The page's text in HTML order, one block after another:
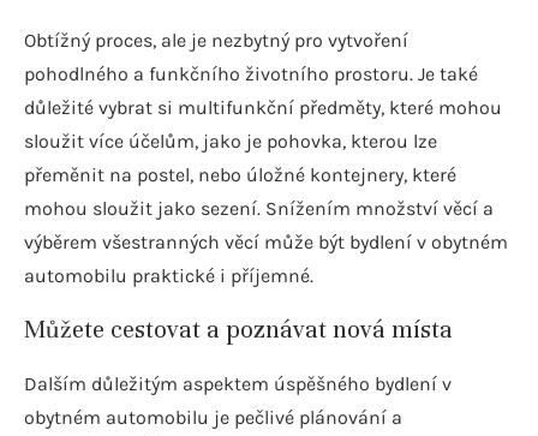
Obtížný proces, ale je nezbytný pro vytvoření
pohodlného a funkčního životního prostoru. Je také
důležité vybrat si multifunkční předměty, které mohou
sloužit více účelům, jako je pohovka, kterou lze
přeměnit na postel, nebo úložné kontejnery, které
mohou sloužit jako sezení. Snížením množství věcí a
výběrem všestranných věcí může být bydlení v obytném
automobilu praktické i příjemné.
Můžete cestovat a poznávat nová místa
Dalším důležitým aspektem úspěšného bydlení v
obytném automobilu je pečlivé plánování a